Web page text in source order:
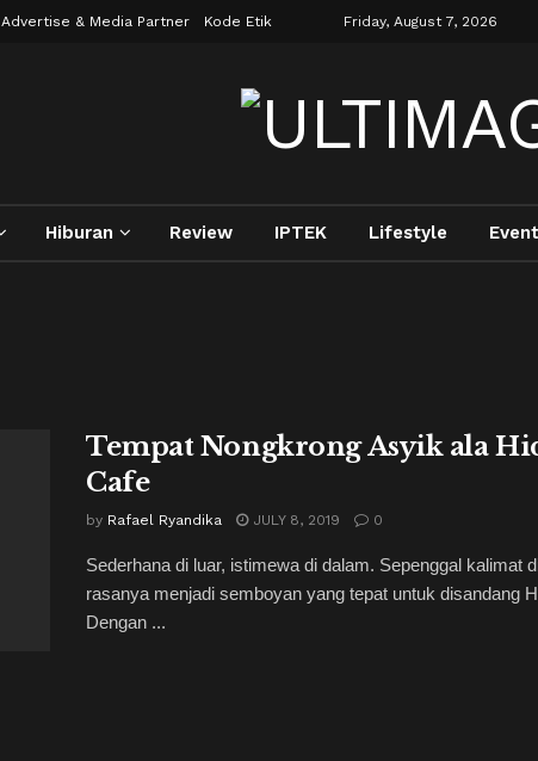
Advertise & Media Partner Kode Etik Friday, August 7, 2026
Hiburan Review IPTEK Lifestyle Event
Tempat Nongkrong Asyik ala
Cafe
by Rafael Ryandika JULY 8, 2019 0
Sederhana di luar, istimewa di dalam. Sepenggal kalimat
rasanya menjadi semboyan yang tepat untuk disandang
Dengan ...